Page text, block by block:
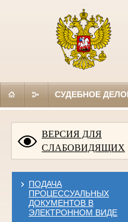
СУДЕБНОЕ
ВЕРСИЯ ДЛЯ
СЛАБОВИДЯЩИХ
ПОДАЧА
ПРОЦЕССУАЛЬНЫХ
ДОКУМЕНТОВ В
ЭЛЕКТРОННОМ ВИДЕ